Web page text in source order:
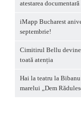
atestarea
iMapp Bucharest
septembrie!
Cimitirul Bellu
toată atenția
Hai la teatru la
marelui „Dem